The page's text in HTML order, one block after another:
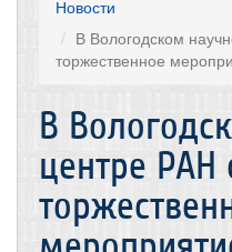
Новости
В Вологодском
торжественное
В
центре РАН